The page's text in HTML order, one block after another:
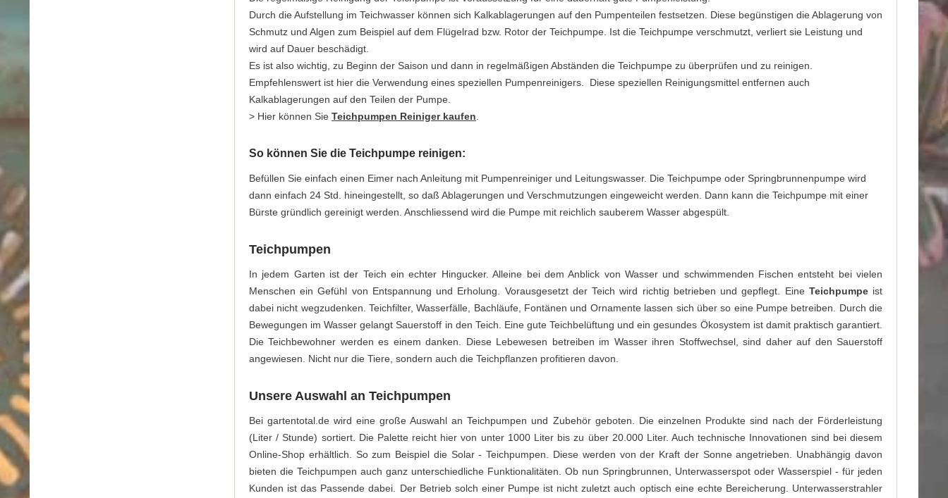
Durch die Aufstellung im Teichwasser können sich Kalkablagerungen auf den Pumpenteilen festsetzen. Diese begünstigen die Ablagerung von
Schmutz und Algen zum Beispiel auf dem Flügelrad bzw. Rotor der Teichpumpe. Ist die Teichpumpe verschmutzt, verliert sie Leistung und
wird auf Dauer beschädigt.
Es ist also wichtig, zu Beginn der Saison und dann in regelmäßigen Abständen die Teichpumpe zu überprüfen und zu reinigen.
Empfehlenswert ist hier die Verwendung eines speziellen Pumpenreinigers. Diese speziellen Reinigungsmittel entfernen auch
Kalkablagerungen auf den Teilen der Pumpe.
> Hier können Sie Teichpumpen Reiniger kaufen
So können Sie die Teichpumpe reinigen:
Befüllen Sie einfach einen Eimer nach Anleitung mit Pumpenreiniger und Leitungswasser. Die Teichpumpe oder Springbrunnenpumpe wird
dann einfach 24 Std. hineingestellt, so daß Ablagerungen und Verschmutzungen eingeweicht werden. Dann kann die Teichpumpe mit einer
Bürste gründlich gereinigt werden. Anschliessend wird die Pumpe mit reichlich sauberem Wasser abgespült.
Teichpumpen
In jedem Garten ist der Teich ein echter Hingucker. Alleine bei dem Anblick von Wasser und schwimmenden Fischen entsteht bei vielen
Menschen ein Gefühl von Entspannung und Erholung. Vorausgesetzt der Teich wird richtig betrieben und gepflegt. Eine Teichpumpeist
dabei nicht wegzudenken. Teichfilter, Wasserfälle, Bachläufe, Fontänen und Ornamente lassen sich über so eine Pumpe betreiben. Durch die
Bewegungen im Wasser gelangt Sauerstoff in den Teich. Eine gute Teichbelüftung und ein gesundes Ökosystem ist damit praktisch garantiert.
Die Teichbewohner werden es einem danken. Diese Lebewesen betreiben im Wasser ihren Stoffwechsel, sind daher auf den Sauerstoff
angewiesen. Nicht nur die Tiere, sondern auch die Teichpflanzen profitieren davon.
Unsere Auswahl an Teichpumpen
Bei gartentotal.de wird eine große Auswahl an Teichpumpen und Zubehör geboten. Die einzelnen Produkte sind nach der Förderleistung
(Liter / Stunde) sortiert. Die Palette reicht hier von unter 1000 Liter bis zu über 20.000 Liter. Auch technische Innovationen sind bei diesem
Online-Shop erhältlich. So zum Beispiel die Solar - Teichpumpen. Diese werden von der Kraft der Sonne angetrieben. Unabhängig davon
bieten die Teichpumpen auch ganz unterschiedliche Funktionalitäten. Ob nun Springbrunnen, Unterwasserspot oder Wasserspiel - für jeden
Kunden ist das Passende dabei. Der Betrieb solch einer Pumpe ist nicht zuletzt auch optisch eine echte Bereicherung. Unterwasserstrahler